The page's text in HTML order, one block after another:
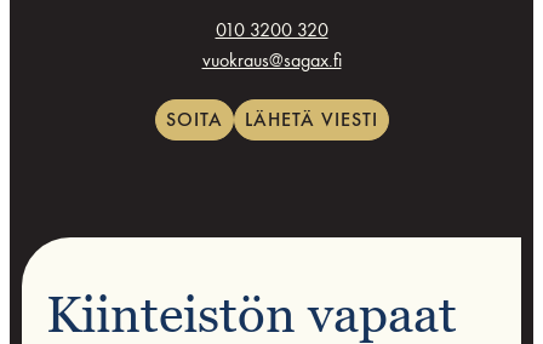
010 3200 320
vuokraus@sagax.fi
SOITA LÄHETÄ VIESTI
Kiinteistön vapaat